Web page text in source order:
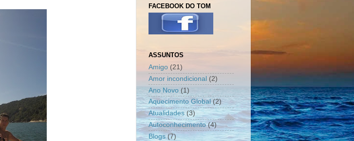
FACEBOOK DO TOM
ASSUNTOS
Amigo (21)
Amor incondicional (2)
Ano Novo (1)
Aquecimento Global (2)
Atualidades (3)
Autoconhecimento (4)
Blogs (7)